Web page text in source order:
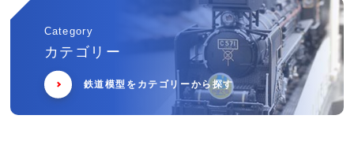
Category
カテゴリー
鉄道模型をカテゴリーから探す